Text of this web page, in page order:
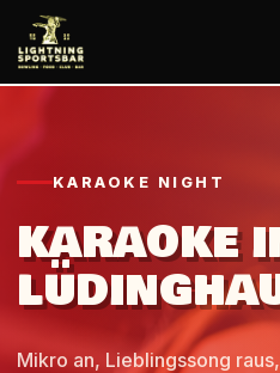
KARAOKE NIGHT
KARAOKE
Mikro an, Lieblingssong